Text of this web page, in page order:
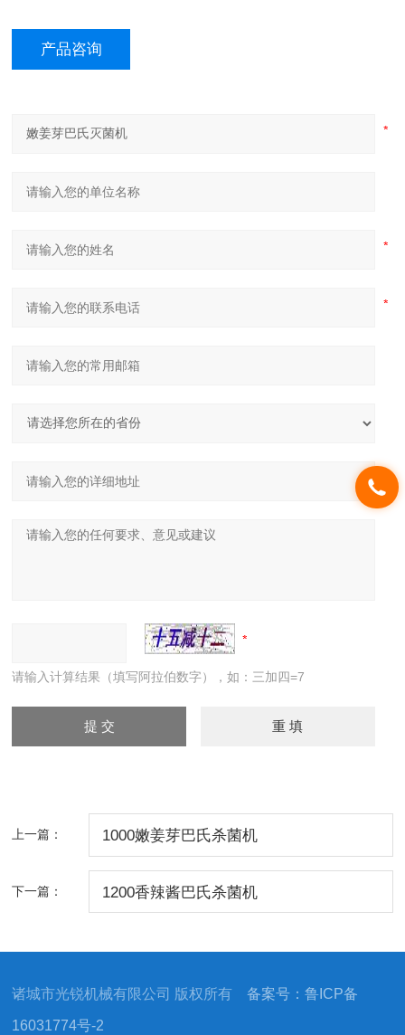
产品咨询
请输入计算结果（填写阿拉伯数字），如：三加四=7
上一篇： 1000嫩姜芽巴氏杀菌机
下一篇： 1200香辣酱巴氏杀菌机
诸城市光锐机械有限公司 版权所有备案号：鲁ICP备
16031774号-2